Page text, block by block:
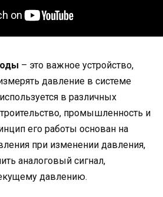
– это важное устройство,
давление в системе
в различных
промышленность и
его работы основан на
при изменении давления,
аналоговый сигнал,
давлению.